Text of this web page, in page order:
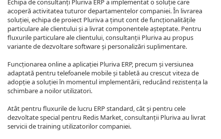
Echipa de consultanți Pluriva ERP a implementat o soluție care
acoperă activitatea tuturor departamentelor companiei. În livrarea
soluției, echipa de proiect Pluriva a ținut cont de funcționalitățile
particulare ale clientului și a livrat componentele așteptate. Pentru
fluxurile particulare ale clientului, consultanții Pluriva au propus
variante de dezvoltare software și personalizări suplimentare.
Funcționarea online a aplicației Pluriva ERP, precum și versiunea
adaptată pentru telefoanele mobile și tabletă au crescut viteza de
adopție a soluției în momentul implementării, reducând rezistența la
schimbare a noilor utilizatori.
Atât pentru fluxurile de lucru ERP standard, cât și pentru cele
dezvoltate special pentru Redis Market, consultanții Pluriva au livrat
servicii de training utilizatorilor companiei.